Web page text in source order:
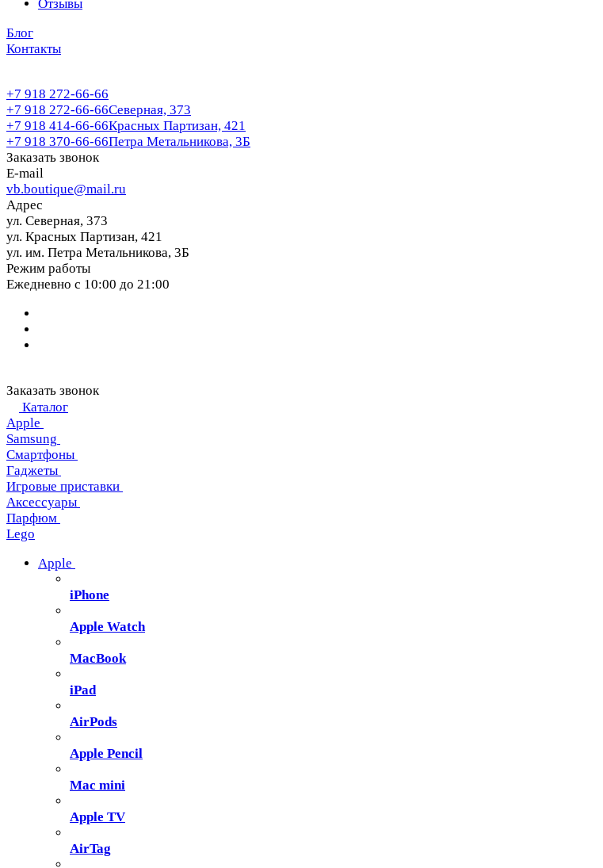
Отзывы
Блог
Контакты
+7 918 272-66-66
+7 918 272-66-66Северная, 373
+7 918 414-66-66Красных Партизан, 421
+7 918 370-66-66Петра Метальникова, 3Б
Заказать звонок
E-mail
vb.boutique@mail.ru
Адрес
ул. Северная, 373
ул. Красных Партизан, 421
ул. им. Петра Метальникова, 3Б
Режим работы
Ежедневно с 10:00 до 21:00
Заказать звонок
Каталог
Apple
Samsung
Смартфоны
Гаджеты
Игровые приставки
Аксессуары
Парфюм
Lego
Apple
iPhone
Apple Watch
MacBook
iPad
AirPods
Apple Pencil
Mac mini
Apple TV
AirTag